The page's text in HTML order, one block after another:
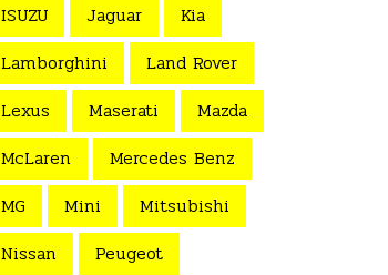
ISUZU
Jaguar
Kia
Lamborghini
Land Rover
Lexus
Maserati
Mazda
McLaren
Mercedes Benz
MG
Mini
Mitsubishi
Nissan
Peugeot